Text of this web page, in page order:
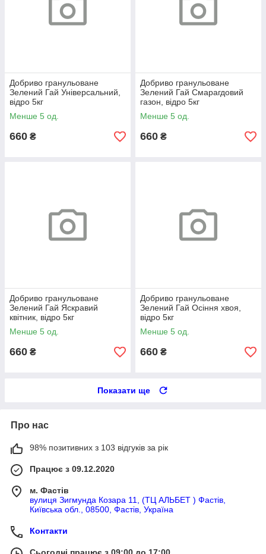
Добриво гранульоване
Зелений Гай Універсальний,
відро 5кг
Менше 5 од.
660 ₴
Добриво гранульоване
Зелений Гай Смарагдовий
газон, відро 5кг
Менше 5 од.
660 ₴
Добриво гранульоване
Зелений Гай Яскравий
квітник, відро 5кг
Менше 5 од.
660 ₴
Добриво гранульоване
Зелений Гай Осіння хвоя,
відро 5кг
Менше 5 од.
660 ₴
Показати ще
Про нас
98% позитивних з 103 відгуків за рік
Працює з 09.12.2020
м. Фастів
вулиця Зигмунда Козара 11, (ТЦ АЛЬБЕТ ) Фастів,
Київська обл., 08500, Фастів, Україна
Контакти